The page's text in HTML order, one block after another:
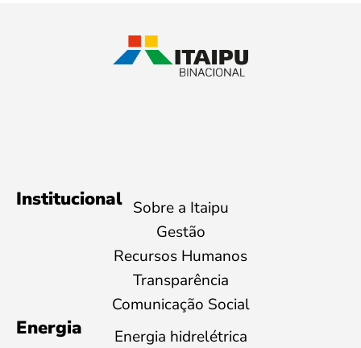
Institucional Sobre a Itaipu
Gestão
Recursos Humanos
Transparência
Comunicação Social
Energia
Energia hidrelétrica